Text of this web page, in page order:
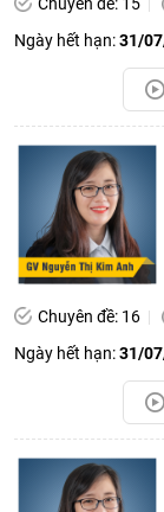
Ngày hết hạn:31/
Chuyên đề: 16
Ngày hết hạn:31/